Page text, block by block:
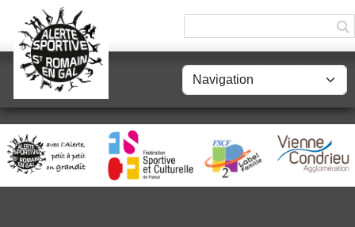
Panneau de gestion des cookies